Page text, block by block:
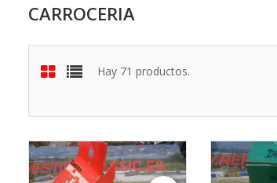
CARROCERIA
Hay 71 productos.